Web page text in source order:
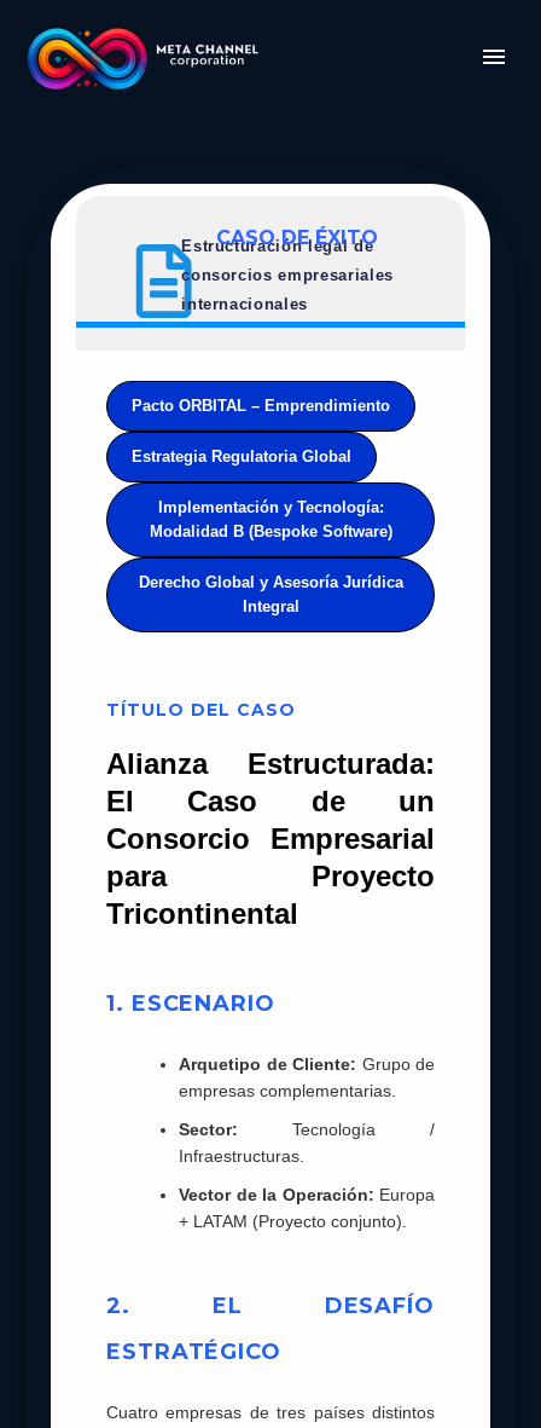
CASO DE ÉXITO
Estructuración legal de
consorcios empresariales
internacionales
Pacto ORBITAL – Emprendimiento
Estrategia Regulatoria Global
Implementación y Tecnología:
Modalidad B (Bespoke Software)
Derecho Global y Asesoría Jurídica
Integral
TÍTULO DEL CASO
Alianza Estructurada:
El Caso de un
Consorcio Empresarial
para Proyecto
Tricontinental
1. ESCENARIO
Arquetipo de Cliente: Grupo de
empresas complementarias.
Sector: Tecnología /
Infraestructuras.
Vector de la Operación: Europa
+ LATAM (Proyecto conjunto).
2. EL DESAFÍO
ESTRATÉGICO
Cuatro empresas de tres países distintos